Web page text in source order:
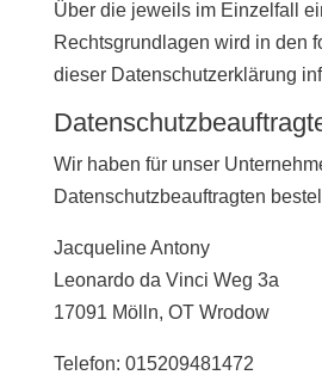
Über die jeweils im Einzelfall
Rechtsgrundlagen wird in den
dieser Datenschutzerklärung
Wir haben für unser
Datenschutzbeauftragten
Jacqueline Antony
Leonardo da Vinci Weg 3a
17091 Mölln, OT Wrodow
Telefon: 015209481472